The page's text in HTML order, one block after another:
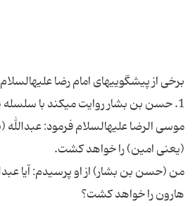
1. حسن بن بشار روایت می‏کند با
موسی الرضا علیه‏السلام فرمود:
من (حسن بن بشار) از او پرسیدم: آیا